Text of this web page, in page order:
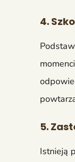
4.
5.
Istnieją